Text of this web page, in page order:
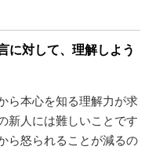
に対して、理解しよう
ら本心を知る理解力が求
新人には難しいことです
ら怒られることが減るの